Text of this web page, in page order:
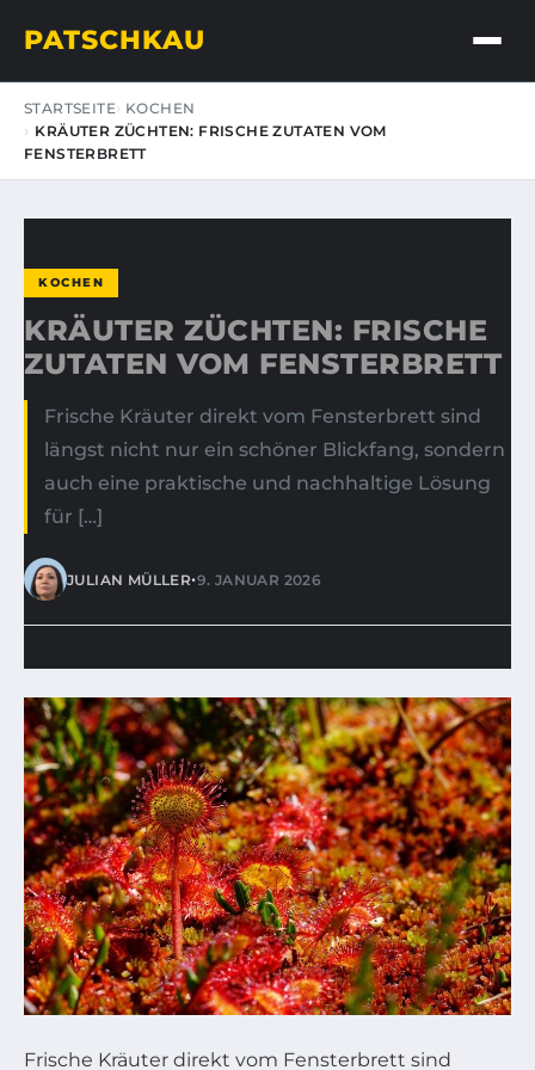
PATSCHKAU
STARTSEITE KOCHEN
KRÄUTER ZÜCHTEN: FRISCHE ZUTATEN VOM
FENSTERBRETT
KOCHEN
KRÄUTER ZÜCHTEN: FRISCHE
ZUTATEN VOM FENSTERBRETT
Frische Kräuter direkt vom Fensterbrett sind
längst nicht nur ein schöner Blickfang, sondern
auch eine praktische und nachhaltige Lösung
für […]
JULIAN MÜLLER•9. JANUAR 2026
Frische Kräuter direkt vom Fensterbrett sind